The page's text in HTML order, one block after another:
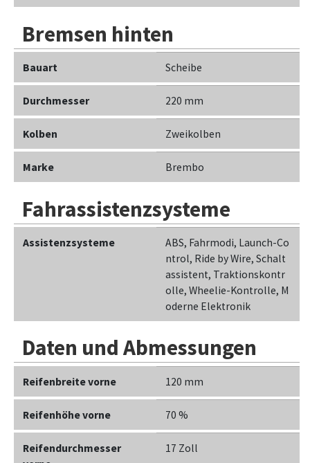
Bremsen hinten
Bauart Scheibe
Durchmesser 220 mm
Kolben Zweikolben
Marke Brembo
Fahrassistenzsysteme
Assistenzsysteme
ABS, Fahrmodi, Launch-Co
ntrol, Ride by Wire, Schalt
assistent, Traktionskontr
olle, Wheelie-Kontrolle, M
oderne Elektronik
Daten und Abmessungen
Reifenbreite vorne 120 mm
Reifenhöhe vorne 70 %
Reifendurchmesser
17 Zoll